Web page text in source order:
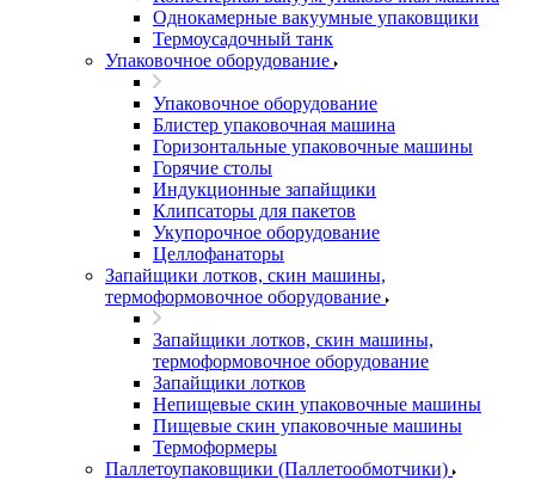
Однокамерные вакуумные упаковщики
Термоусадочный танк
Упаковочное оборудование
Упаковочное оборудование
Блистер упаковочная машина
Горизонтальные упаковочные машины
Горячие столы
Индукционные запайщики
Клипсаторы для пакетов
Укупорочное оборудование
Целлофанаторы
Запайщики лотков, скин машины,
термоформовочное оборудование
Запайщики лотков, скин машины,
термоформовочное оборудование
Запайщики лотков
Непищевые скин упаковочные машины
Пищевые скин упаковочные машины
Термоформеры
Паллетоупаковщики (Паллетообмотчики)